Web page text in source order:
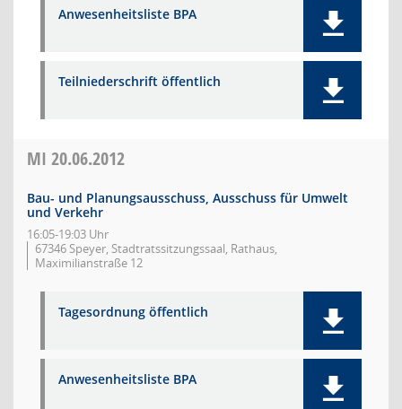
Anwesenheitsliste BPA
Teilniederschrift öffentlich
MI 20.06.2012
Bau- und Planungsausschuss, Ausschuss für Umwelt
und Verkehr
16:05-19:03 Uhr
67346 Speyer, Stadtratssitzungssaal, Rathaus,
Maximilianstraße 12
Tagesordnung öffentlich
Anwesenheitsliste BPA